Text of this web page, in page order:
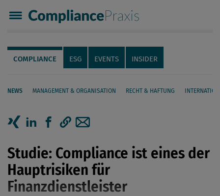
Compliance Praxis
Servicenavigation
Navigation
COMPLIANCE ESG EVENTS INSIDER
NEWS MANAGEMENT & ORGANISATION RECHT & HAFTUNG
Seiteninhalt
Studie: Compliance ist eines der
Hauptrisiken für
Finanzdienstleister